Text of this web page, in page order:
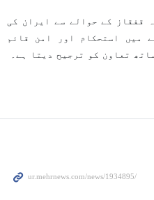
قفقاز کے حوالے سے ایران کی
میں استحکام اور امن قائم
تعاون کو ترجیح دیتا ہے۔